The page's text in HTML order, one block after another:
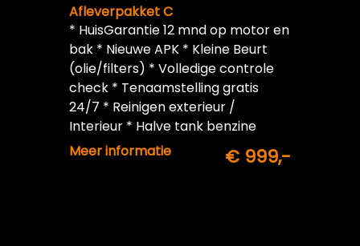
Afleverpakket C
* HuisGarantie 12 mnd op motor en
bak * Nieuwe APK * Kleine Beurt
(olie/filters) * Volledige controle
check * Tenaamstelling gratis
24/7 * Reinigen exterieur /
Interieur * Halve tank benzine
inbegrepen
Meer informatie € 999,-